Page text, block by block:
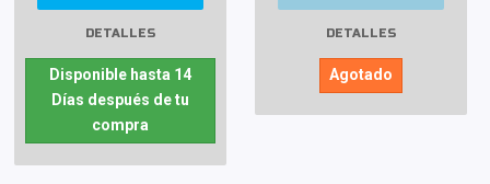
DETALLES
Disponible hasta 14
Días después de tu
compra
DETALLES
Agotado